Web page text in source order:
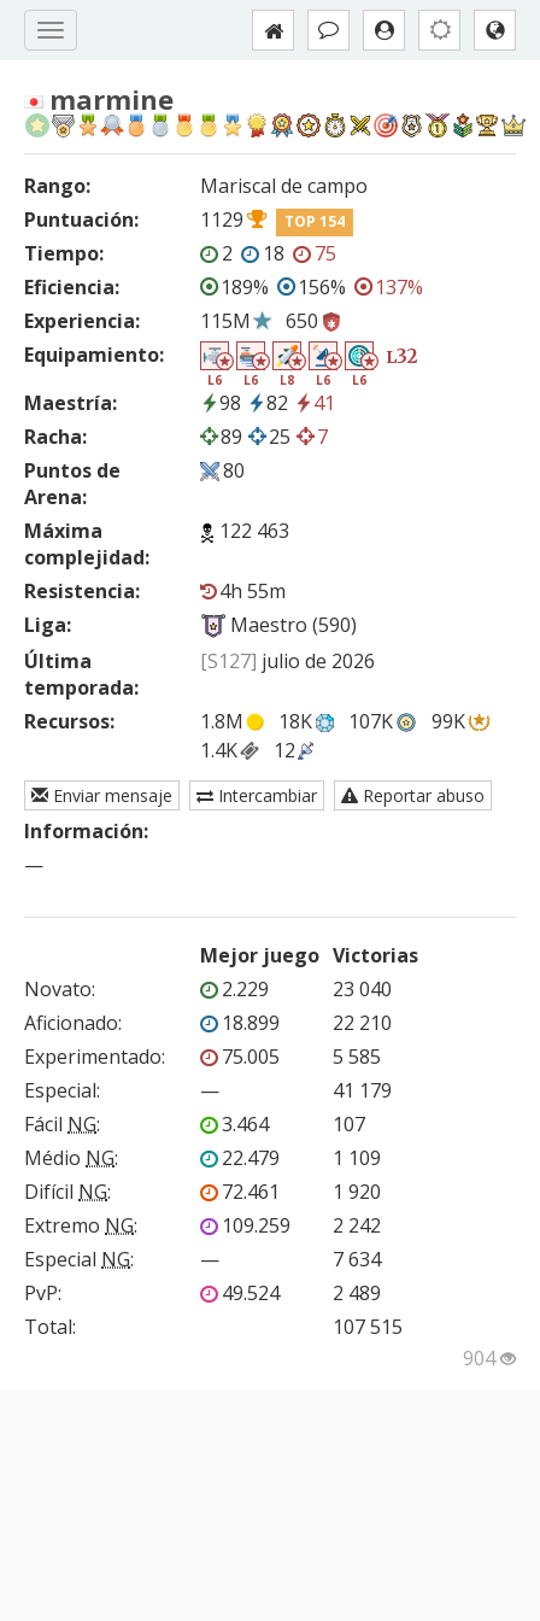
marmine
Rango:
Mariscal de campo
Puntuación:
1129 TOP 154
Tiempo: 2 18
75
Eficiencia:
189% 156%
137%
Experiencia:
115M
650
Equipamiento:
L6 L6 L8 L6 L6
L32
Maestría: 98 82
41
Racha:
89 25
7
Puntos de
Arena:
80
Máxima
complejidad:
122 463
Resistencia:
4h 55m
Liga:
Maestro (590)
Última
temporada:
[S127] julio de 2026
Recursos: 1.8M 18K 107K
99K
1.4K
12
Enviar mensaje Intercambiar Reportar abuso
Información:
—
Mejor juego Victorias
Novato: 2.229
23 040
Aficionado: 18.899
22 210
Experimentado: 75.005
5 585
Especial: —
41 179
Fácil NG: 3.464
107
Médio NG: 22.479
1 109
Difícil NG: 72.461
1 920
Extremo NG: 109.259
2 242
Especial NG: —
7 634
PvP: 49.524
2 489
Total:
107 515
904